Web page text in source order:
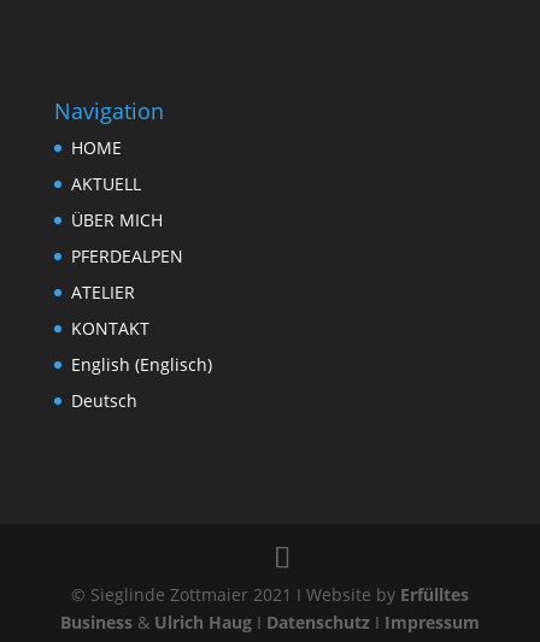
Navigation
HOME
AKTUELL
ÜBER MICH
PFERDEALPEN
ATELIER
KONTAKT
English (Englisch)
Deutsch
© Sieglinde Zottmaier 2021 I Website by Erfülltes
Business& Ulrich HaugI Datenschutz I Impressum